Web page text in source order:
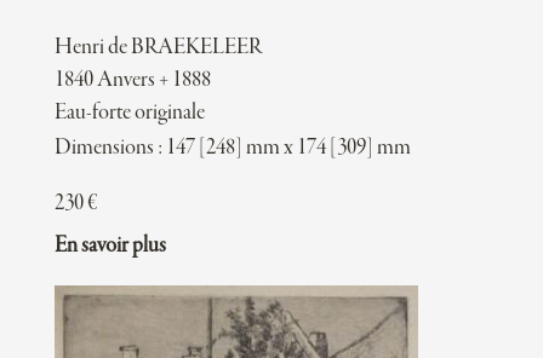
Henri de BRAEKELEER
1840 Anvers + 1888
Eau-forte originale
Dimensions : 147 [248] mm x 174 [309] mm
230€
En savoir plus